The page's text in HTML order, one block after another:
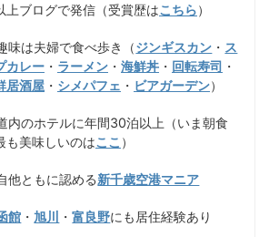
上ブログで発信（受賞歴はこちら）
味は夫婦で食べ歩き（ジンギスカン ・ ス
カレー ・ ラーメン ・ 海鮮丼 ・ 回転寿司 ・
居酒屋 ・ シメパフェ ・ ビアガーデン）
内のホテルに年間30泊以上（いま朝食
も美味しいのはここ ）
他ともに認める新千歳空港マニア
館 ・旭川 ・富良野にも居住経験あり